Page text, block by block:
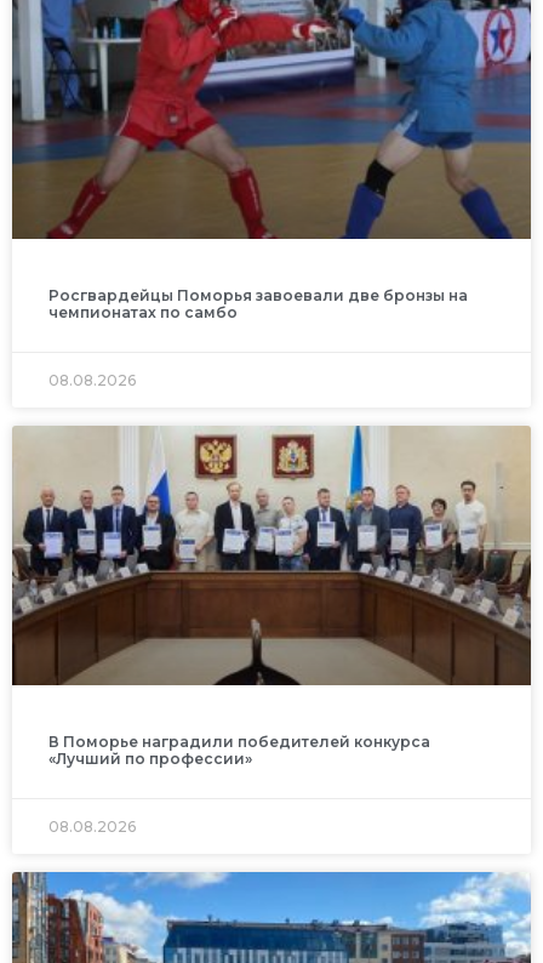
Росгвардейцы Поморья завоевали две бронзы на
чемпионатах по самбо
08.08.2026
В Поморье наградили победителей конкурса
«Лучший по профессии»
08.08.2026